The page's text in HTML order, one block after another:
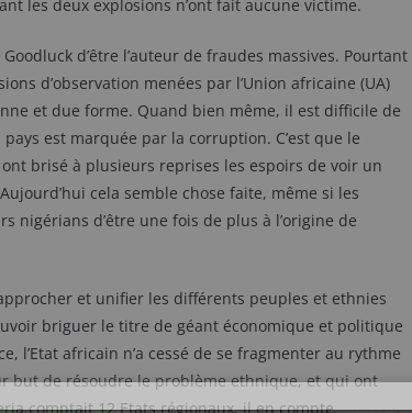
les deux explosions n’ont fait aucune victime.
d’être l’auteur de fraudes massives. Pourtant
d’observation menées par l’Union africaine (UA)
et due forme. Quand bien même, il est difficile de
est marquée par la corruption. C’est que le
brisé à plusieurs reprises les espoirs de voir un
cela semble chose faite, même si les
nigérians d’être une fois de plus à l’origine de
et unifier les différents peuples et ethnies
briguer le titre de géant économique et politique
l’Etat africain n’a cessé de se fragmenter au rythme
but de résoudre le problème ethnique, et qui ont
comptait 12 Etats régionaux, il en compte